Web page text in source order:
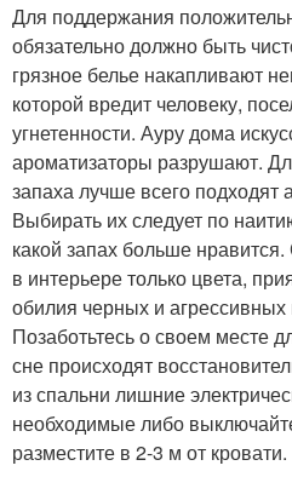
Для поддержания
обязательно должно быть
грязное белье накапливают
которой вредит человеку,
угнетенности. Ауру дома
ароматизаторы разрушают.
запаха лучше всего подходят
Выбирать их следует по
какой запах больше
в интерьере только цвета,
обилия черных и агрессивных
Позаботьтесь о своем месте
сне происходят
из спальни лишние
необходимые либо
разместите в 2-3 м от кровати.